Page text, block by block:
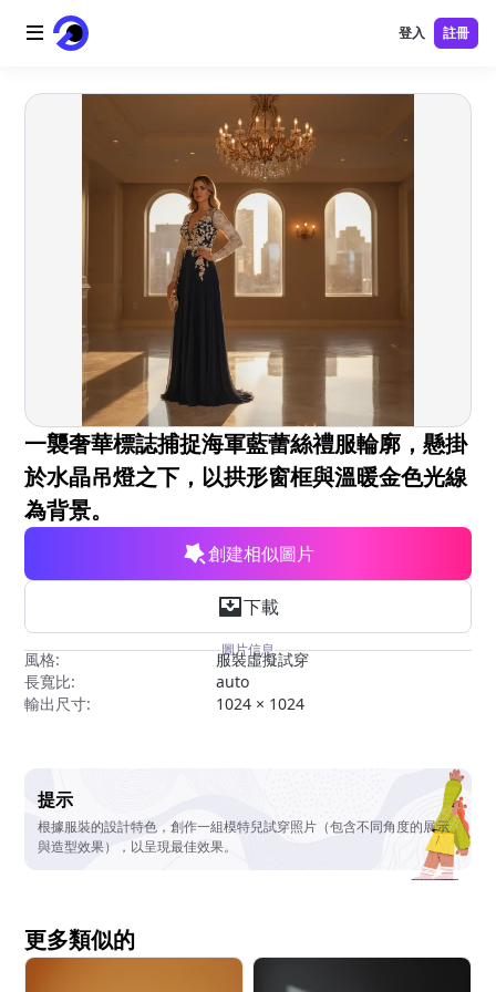
首頁
免費工具
登入 註冊
一襲奢華標誌捕捉海軍藍蕾絲禮服輪廓，懸掛
於水晶吊燈之下，以拱形窗框與溫暖金色光線
為背景。
創建相似圖片
下載
圖片信息
風格:
服裝虛擬試穿
長寬比:
auto
輸出尺寸:
1024 × 1024
提示
根據服裝的設計特色，創作一組模特兒試穿照片（包含不同角度的展示
與造型效果），以呈現最佳效果。
更多類似的